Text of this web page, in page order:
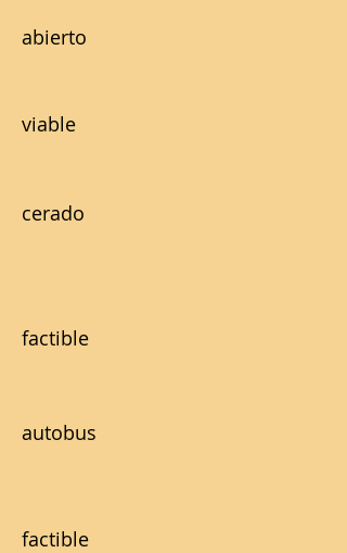
abierto
viable
cerado
factible
autobus
factible